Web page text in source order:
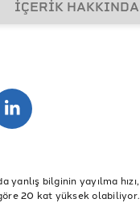
İÇERİK HAKKINDA
yanlış bilginin yayılma hızı,
20 kat yüksek olabiliyor.